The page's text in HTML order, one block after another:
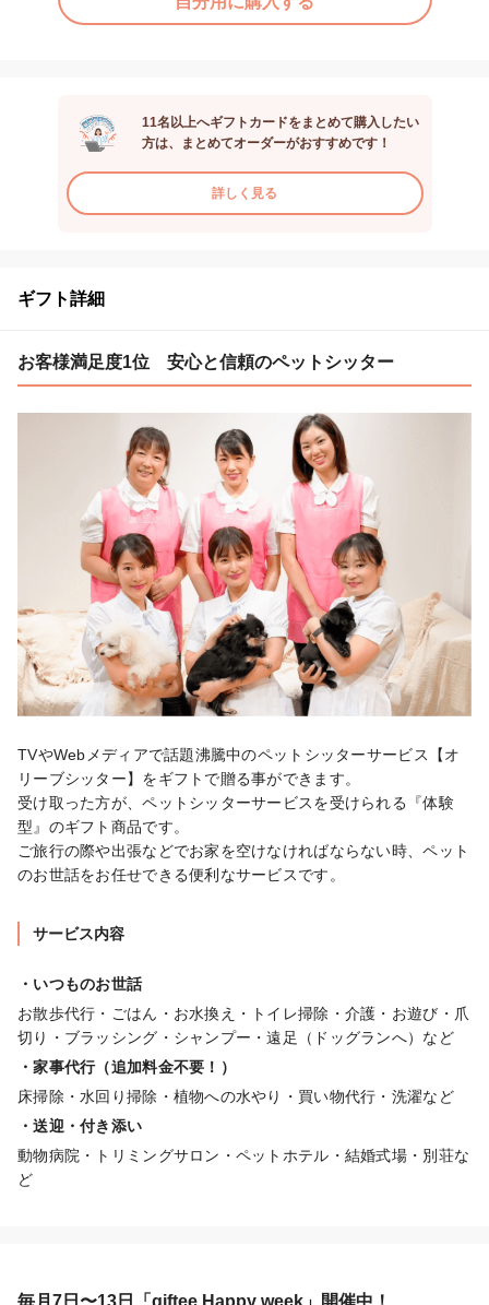
11名以上へギフトカードをまとめて購入したい
方は、まとめてオーダーがおすすめです！
詳しく見る
ギフト詳細
お客様満足度1位 安心と信頼のペットシッター
TVやWebメディアで話題沸騰中のペットシッターサービス【オ
リーブシッター】をギフトで贈る事ができます。
受け取った方が、ペットシッターサービスを受けられる『体験
型』のギフト商品です。
ご旅行の際や出張などでお家を空けなければならない時、ペット
のお世話をお任せできる便利なサービスです。
サービス内容
・いつものお世話
お散歩代行・ごはん・お水換え・トイレ掃除・介護・お遊び・爪
切り・ブラッシング・シャンプー・遠足（ドッグランへ）など
・家事代行（追加料金不要！）
床掃除・水回り掃除・植物への水やり・買い物代行・洗濯など
・送迎・付き添い
動物病院・トリミングサロン・ペットホテル・結婚式場・別荘な
ど
毎月7日〜13日「giftee Happy week」開催中！